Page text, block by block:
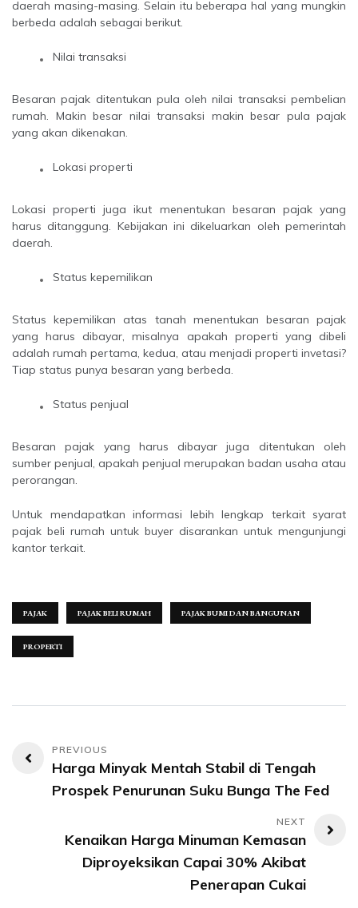
daerah masing-masing. Selain itu beberapa hal yang mungkin
berbeda adalah sebagai berikut.
Nilai transaksi
Besaran pajak ditentukan pula oleh nilai transaksi pembelian
rumah. Makin besar nilai transaksi makin besar pula pajak
yang akan dikenakan.
Lokasi properti
Lokasi properti juga ikut menentukan besaran pajak yang
harus ditanggung. Kebijakan ini dikeluarkan oleh pemerintah
daerah.
Status kepemilikan
Status kepemilikan atas tanah menentukan besaran pajak
yang harus dibayar, misalnya apakah properti yang dibeli
adalah rumah pertama, kedua, atau menjadi properti invetasi?
Tiap status punya besaran yang berbeda.
Status penjual
Besaran pajak yang harus dibayar juga ditentukan oleh
sumber penjual, apakah penjual merupakan badan usaha atau
perorangan.
Untuk mendapatkan informasi lebih lengkap terkait syarat
pajak beli rumah untuk buyer disarankan untuk mengunjungi
kantor terkait.
PAJAK PAJAK BELI RUMAH PAJAK BUMI DAN BANGUNAN
PROPERTI
Navigasi
Harga Minyak Mentah Stabil di Tengah
Prospek Penurunan Suku Bunga The Fed
Kenaikan Harga Minuman Kemasan
Diproyeksikan Capai 30% Akibat
Penerapan Cukai